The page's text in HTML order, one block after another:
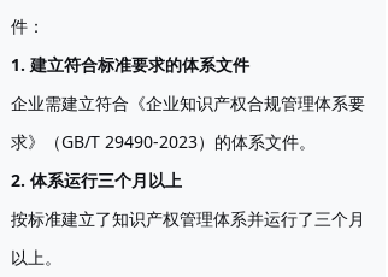
件：
1. 建立符合标准要求的体系文件
企业需建立符合《企业知识产权合规管理体系要
求》（GB/T 29490-2023）的体系文件。
2. 体系运行三个月以上
按标准建立了知识产权管理体系并运行了三个月
以上。